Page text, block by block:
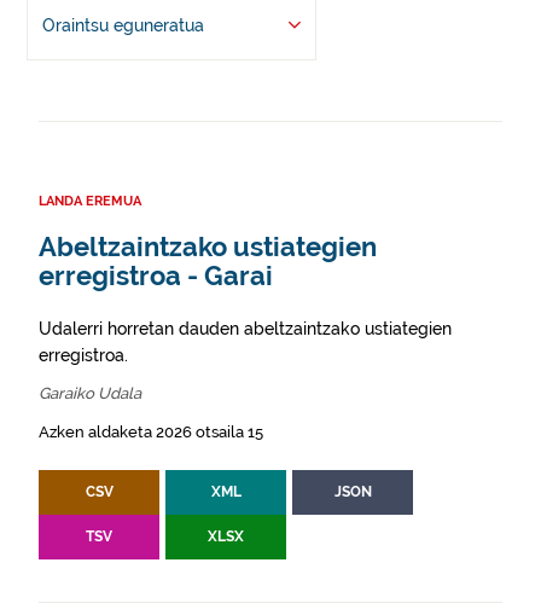
Oraintsu eguneratua
LANDA EREMUA
Abeltzaintzako ustiategien
erregistroa - Garai
Udalerri horretan dauden abeltzaintzako ustiategien
erregistroa.
Garaiko Udala
Azken aldaketa 2026 otsaila 15
CSV XML JSON
TSV XLSX